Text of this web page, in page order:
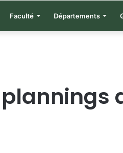
Faculté Départements
plannings